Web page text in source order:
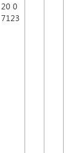
20 0
7123